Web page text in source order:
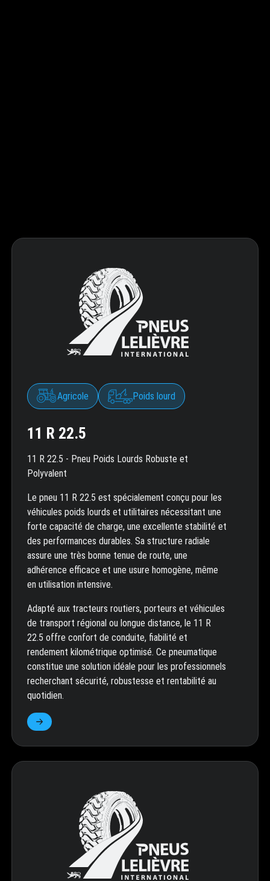
Agricole Poids lourd
11 R 22.5
11 R 22.5 - Pneu Poids Lourds Robuste et
Polyvalent
Le pneu 11 R 22.5 est spécialement conçu pour les
véhicules poids lourds et utilitaires nécessitant une
forte capacité de charge, une excellente stabilité et
des performances durables. Sa structure radiale
assure une très bonne tenue de route, une
adhérence efficace et une usure homogène, même
en utilisation intensive.
Adapté aux tracteurs routiers, porteurs et véhicules
de transport régional ou longue distance, le 11 R
22.5 offre confort de conduite, fiabilité et
rendement kilométrique optimisé. Ce pneumatique
constitue une solution idéale pour les professionnels
recherchant sécurité, robustesse et rentabilité au
quotidien.